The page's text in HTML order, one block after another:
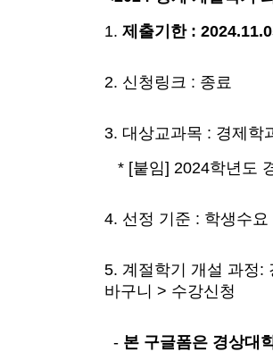
1. 제출기한 :
2. 신청링크 : 종료
3. 대상교과목 : 경제학
* [붙임] 2024학년도
4. 선정 기준 : 학생수
5. 계절학기 개설 과정:
바구니 > 수강신청
- 본 구글폼은 경상대